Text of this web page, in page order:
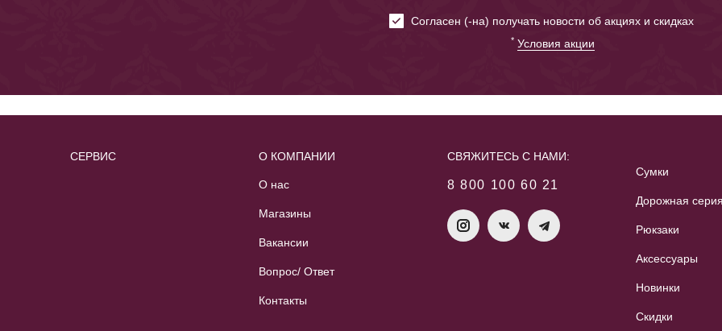
Cогласен (-на) получать новости об акциях и скидках
* Условия акции
СЕРВИС О КОМПАНИИ
О нас
Магазины
Вакансии
Вопрос/ Ответ
Контакты
СВЯЖИТЕСЬ С НАМИ:
8 800 100 60 21
Сумки
Дорожная
Рюкзаки
Аксессуары
Новинки
Скидки